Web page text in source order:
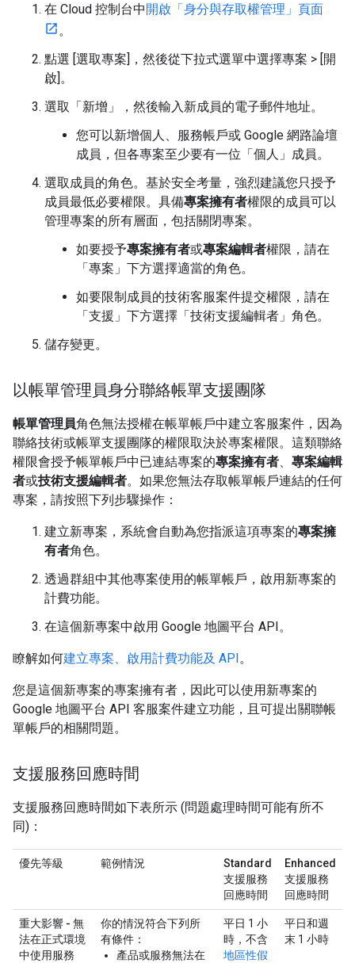
在 Cloud 控制台中開啟「身分與存取權管理」頁面
。
點選 [選取專案] ，然後從下拉式選單中選擇專案 > [開
啟] 。
選取「新增」
，然後輸入新成員的電子郵件地址。
您可以新增個人、服務帳戶或 Google 網路論壇
成員，但各專案至少要有一位「個人」成員。
選取成員的角色。基於安全考量，強烈建議您只授予
成員最低必要權限。具備專案擁有者權限的成員可以
管理專案的所有層面，包括關閉專案。
如要授予專案擁有者或專案編輯者權限，請在
「專案」 下方選擇適當的角色。
如要限制成員的技術客服案件提交權限，請在
「支援」 下方選擇「技術支援編輯者」 角色。
儲存變更。
以帳單管理員身分聯絡帳單支援團隊
帳單管理員角色無法授權在帳單帳戶中建立客服案件，因為
聯絡技術或帳單支援團隊的權限取決於專案權限。這類聯絡
權限會授予帳單帳戶中已連結專案的專案擁有者
專案編輯
者或技術支援編輯者。如果您無法存取帳單帳戶連結的任何
專案，請按照下列步驟操作：
建立新專案，系統會自動為您指派這項專案的專案擁
有者角色。
透過群組中其他專案使用的帳單帳戶，啟用新專案的
計費功能。
在這個新專案中啟用 Google 地圖平台 API。
瞭解如何建立專案、啟用計費功能及 API。
您是這個新專案的專案擁有者，因此可以使用新專案的
Google 地圖平台 API 客服案件建立功能，且可提出關聯帳
單帳戶的相關問題。
支援服務回應時間
支援服務回應時間如下表所示 (問題處理時間可能有所不
同)：
優先等級 範例情況
Standard
支援服務
回應時間
Enhanced
支援服務
回應時間
重大影響 - 無
法在正式環境
中使用服務
你的情況符合下列所
有條件：
產品或服務無法在
平日 1 小
時，不含
地區性假
平日和週
末 1 小時